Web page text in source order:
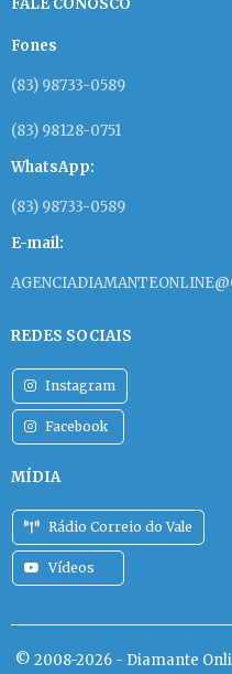
Fones
(83) 98733-0589
(83) 98128-0751
WhatsApp:
(83) 98733-0589
E-mail:
REDES SOCIAIS
Instagram
Facebook
MÍDIA
Rádio Correio do Vale
Vídeos
© 2008-2026 - Diamante